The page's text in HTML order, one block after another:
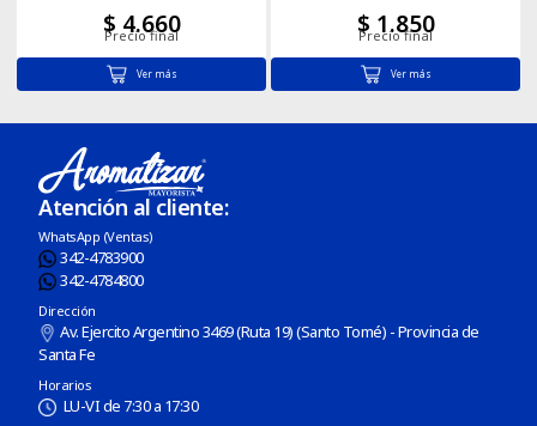
$ 4.660
Precio final
Ver más
$ 1.850
Precio final
Ver más
Atención al cliente:
WhatsApp (Ventas)
342-4783900
342-4784800
Dirección
Av. Ejercito Argentino 3469 (Ruta 19) (Santo Tomé) - Provincia de
Santa Fe
Horarios
LU-VI de 7:30 a 17:30